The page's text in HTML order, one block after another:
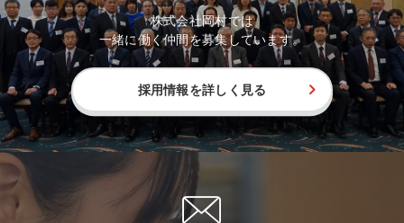
株式会社岡村では
一緒に働く仲間を募集しています。
採用情報を詳しく見る